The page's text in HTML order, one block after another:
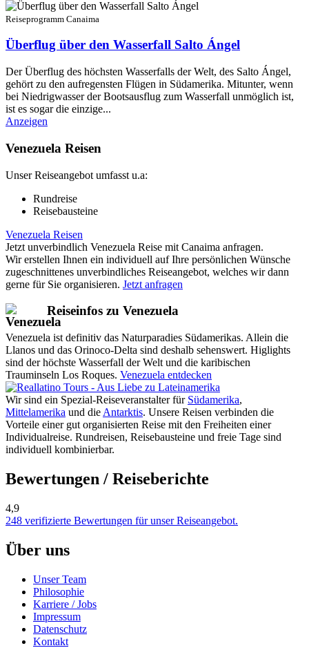
Reiseprogramm Canaima
Überflug über den Wasserfall Salto Ángel
Der Überflug des höchsten Wasserfalls der Welt, des Salto Ángel,
gehört zu den aufregensten Flügen in Südamerika. Mitunter, wenn
bei Niedrigwasser der Bootsausflug zum Wasserfall unmöglich ist,
ist es sogar die einzige...
Anzeigen
Venezuela Reisen
Unser Reiseangebot umfasst u.a:
Rundreise
Reisebausteine
Venezuela Reisen
Jetzt unverbindlich Venezuela Reise mit Canaima anfragen.
Wir erstellen Ihnen ein individuell auf Ihre persönlichen Wünsche
zugeschnittenes unverbindliches Reiseangebot, welches wir dann
gerne für Sie organisieren. Jetzt anfragen
Reiseinfos zu Venezuela
Venezuela ist definitiv das Naturparadies Südamerikas. Allein die
Llanos und das Orinoco-Delta sind deshalb sehenswert. Higlights
sind der höchste Wasserfall der Welt und die karibischen
Trauminseln Los Roques. Venezuela entdecken
Wir sind ein Spezial-Reiseveranstalter für Südamerika,
Mittelamerika und die Antarktis. Unsere Reisen verbinden die
Vorteile einer gut organisierten Reise mit den Freiheiten einer
Individualreise. Rundreisen, Reisebausteine und freie Tage sind
individuell kombinierbar.
Bewertungen / Reiseberichte
4,9
248 verifizierte Bewertungen für unser Reiseangebot.
Über uns
Unser Team
Philosophie
Karriere / Jobs
Impressum
Datenschutz
Kontakt